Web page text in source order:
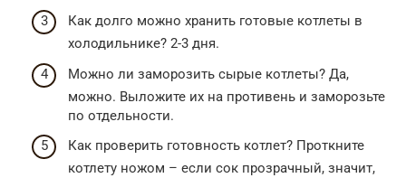
Как долго можно хранить готовые котлеты в
холодильнике? 2-3 дня.
Можно ли заморозить сырые котлеты? Да,
можно. Выложите их на противень и заморозьте
по отдельности.
Как проверить готовность котлет? Проткните
котлету ножом – если сок прозрачный, значит,